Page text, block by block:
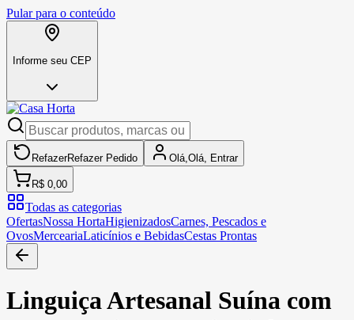
Pular para o conteúdo
Informe seu CEP
RefazerRefazer Pedido Olá, Olá, Entrar
R$ 0,00
Todas as categorias
OfertasNossa HortaHigienizadosCarnes, Pescados e
OvosMerceariaLaticínios e BebidasCestas Prontas
Linguiça Artesanal Suína com